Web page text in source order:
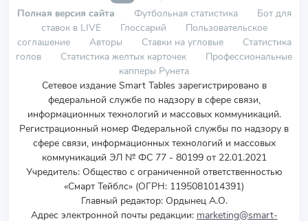
Полная версия сайта Футбольная статистика
Бот для
ставок в LIVE
Глоссарий
Пользовательское
соглашение
Авторы Ставки на угловые
Статистика
голов
Статистика желтых карточек
Профессиональные
капперы Рунета
Сетевое издание Smart Tables зарегистрировано в
федеральной службе по надзору в сфере связи,
информационных технологий и массовых коммуникаций.
Регистрационный номер Федеральной службы по надзору в
сфере связи, информационных технологий и массовых
коммуникаций ЭЛ № ФС 77 - 80199 от 22.01.2021
Учредитель: Общество с ограниченной ответственностью
«Смарт Тейблс» (ОГРН: 1195081014391)
Главный редактор: Ордынец А.О.
Адрес электронной почты редакции: marketing@smart-